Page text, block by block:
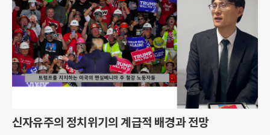
신자유주의 정치위기의 계급적 배경과 전망